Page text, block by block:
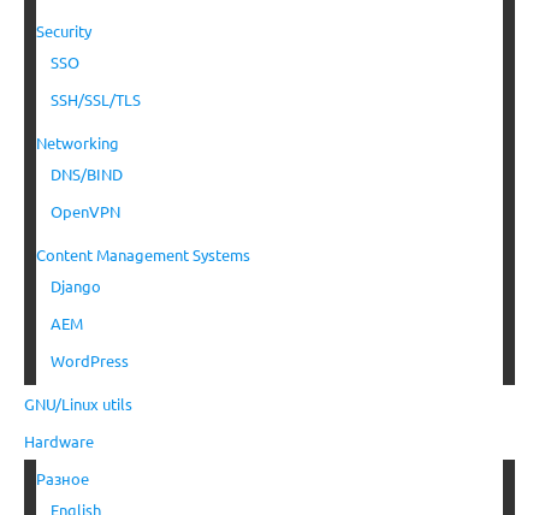
Security
SSO
SSH/SSL/TLS
Networking
DNS/BIND
OpenVPN
Content Management Systems
Django
AEM
WordPress
GNU/Linux utils
Hardware
Разное
English